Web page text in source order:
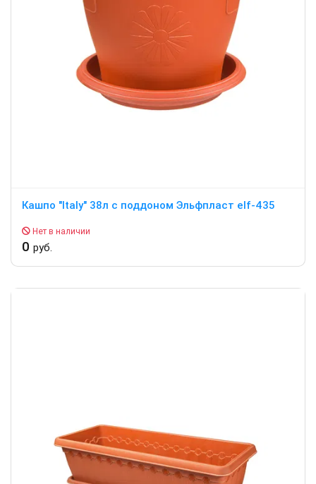
Кашпо "Italy" 38л c поддоном Эльфпласт elf-435
Нет в наличии
0 руб.